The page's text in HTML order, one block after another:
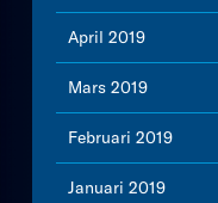
April 2019
Mars 2019
Februari 2019
Januari 2019